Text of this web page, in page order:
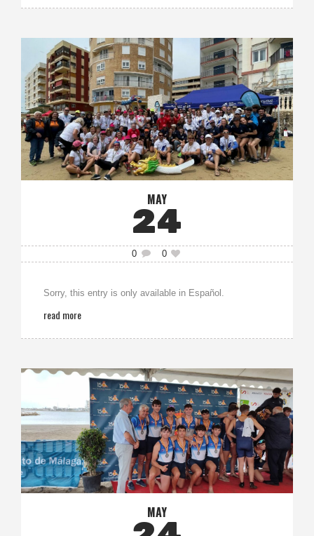
MAY
24
0 0
Sorry, this entry is only available in Español.
read more
MAY